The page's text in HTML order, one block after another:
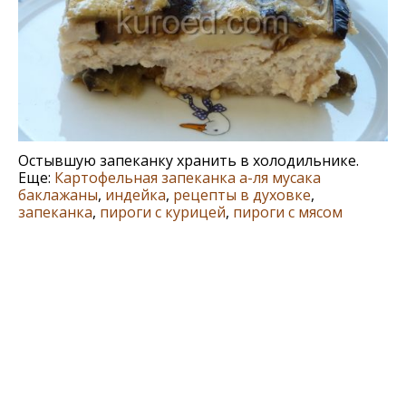
Остывшую запеканку хранить в холодильнике.
Еще: Картофельная запеканка а-ля мусака
баклажаны, индейка, рецепты в духовке,
запеканка, пироги с курицей, пироги с мясом